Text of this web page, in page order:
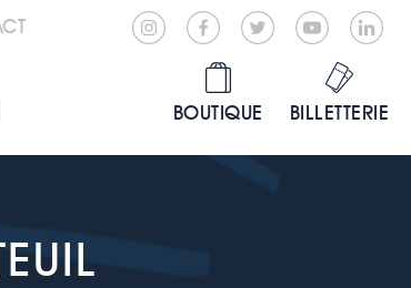
BOUTIQUE BILLETTERIE